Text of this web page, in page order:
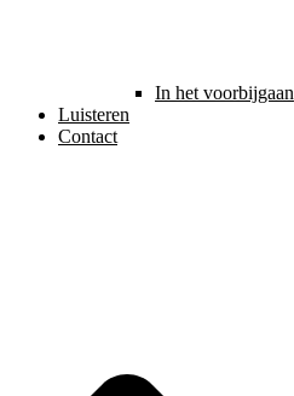
In het voorbijgaan
Luisteren
Contact